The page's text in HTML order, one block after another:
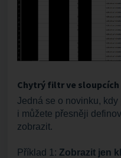
Chytrý filtr ve sloupcích
Jedná se o novinku,
i můžete přesněji
zobrazit.
Příklad 1: Zobrazit jen